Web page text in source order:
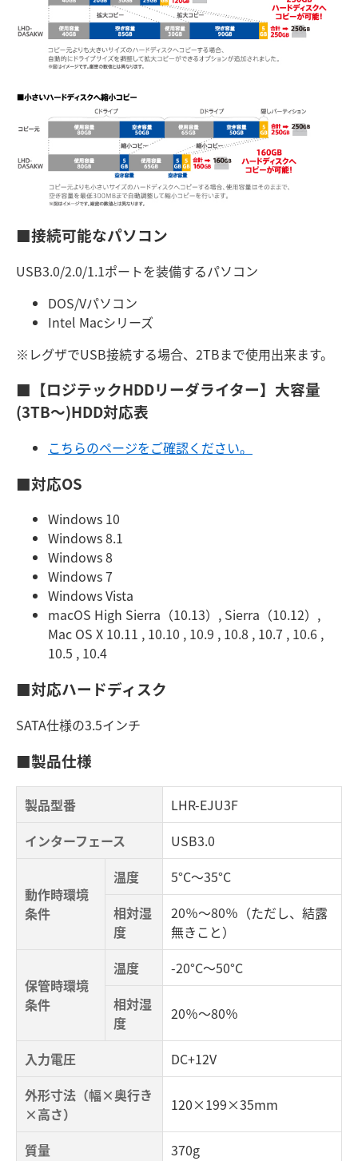
■接続可能なパソコン
USB3.0/2.0/1.1ポートを装備するパソコン
DOS/Vパソコン
Intel Macシリーズ
※レグザでUSB接続する場合、2TBまで使用出来ます。
■【ロジテックHDDリーダライター】大容量
(3TB～)HDD対応表
こちらのページをご確認ください。
■対応OS
Windows 10
Windows 8.1
Windows 8
Windows 7
Windows Vista
macOS High Sierra（10.13）, Sierra（10.12）,
Mac OS X 10.11 , 10.10 , 10.9 , 10.8 , 10.7 , 10.6 ,
10.5 , 10.4
■対応ハードディスク
SATA仕様の3.5インチ
■製品仕様
製品型番
LHR-EJU3F
インターフェース
USB3.0
動作時環境
条件
温度
5°C～35°C
相対湿
度
20％～80％（ただし、結露
無きこと）
保管時環境
条件
温度
-20°C～50°C
相対湿
度
20％～80％
入力電圧
DC+12V
外形寸法（幅×奥行き
×高さ）
120×199×35mm
質量 370g